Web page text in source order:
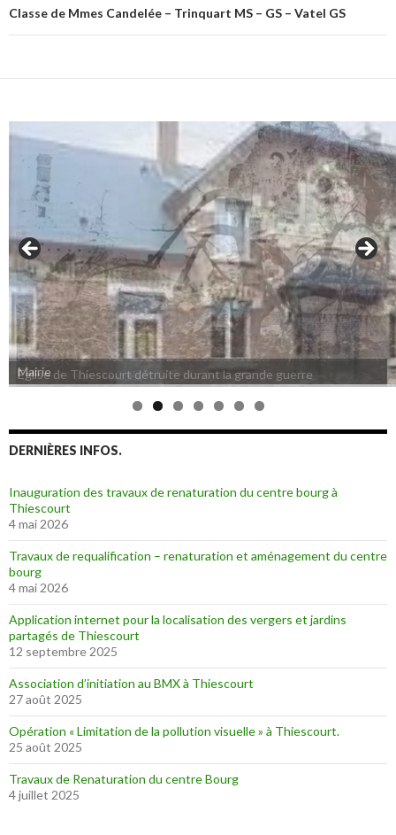
Classe de Mmes Candelée – Trinquart MS – GS – Vatel GS
Eglise de Thiescourt détruite durant la grande guerre
DERNIÈRES INFOS.
Inauguration des travaux de renaturation du centre bourg à
Thiescourt
4 mai 2026
Travaux de requalification – renaturation et aménagement du centre
bourg
4 mai 2026
Application internet pour la localisation des vergers et jardins
partagés de Thiescourt
12 septembre 2025
Association d’initiation au BMX à Thiescourt
27 août 2025
Opération « Limitation de la pollution visuelle » à Thiescourt.
25 août 2025
Travaux de Renaturation du centre Bourg
4 juillet 2025